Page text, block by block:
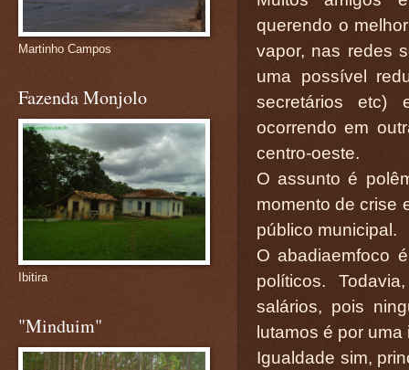
querendo o
vapor, nas redes
uma possível
secretários etc)
ocorrendo em
centro-oeste.
O assunto é
momento de crise
público municipal.
O abadiaemfoco
políticos.
salários, pois
lutamos é por
Igualdade sim,
Martinho Campos
Fazenda Monjolo
Ibitira
"Minduim"